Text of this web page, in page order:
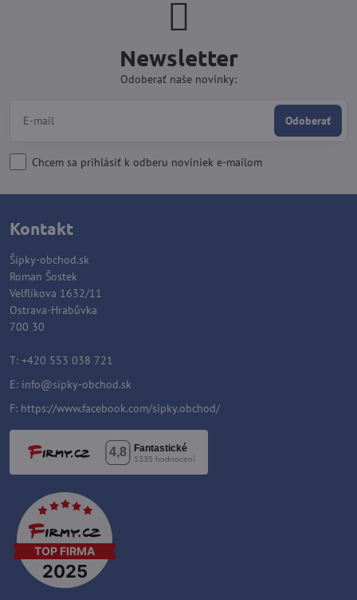
Newsletter
Odoberať naše novinky:
Odoberať
Chcem sa prihlásiť k odberu noviniek e-mailom
Kontakt
Šípky-obchod.sk
Roman Šostek
Velflíkova 1632/11
Ostrava-Hrabůvka
700 30
T: +420 553 038 721
E: info@sipky-obchod.sk
F: https://www.facebook.com/sipky.obchod/